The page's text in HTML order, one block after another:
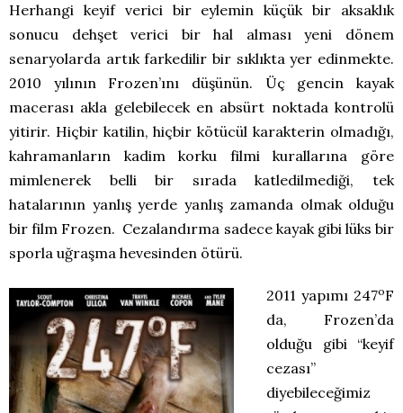
Herhangi keyif verici bir eylemin küçük bir aksaklık
sonucu dehşet verici bir hal alması yeni dönem
senaryolarda artık farkedilir bir sıklıkta yer edinmekte.
2010 yılının Frozen’ını düşünün. Üç gencin kayak
macerası akla gelebilecek en absürt noktada kontrolü
yitirir. Hiçbir katilin, hiçbir kötücül karakterin olmadığı,
kahramanların kadim korku filmi kurallarına göre
mimlenerek belli bir sırada katledilmediği, tek
hatalarının yanlış yerde yanlış zamanda olmak olduğu
bir film Frozen. Cezalandırma sadece kayak gibi lüks bir
sporla uğraşma hevesinden ötürü.
2011 yapımı 247oF
da, Frozen’da
olduğu gibi “keyif
cezası”
diyebileceğimiz